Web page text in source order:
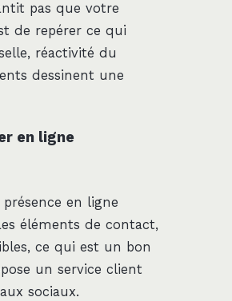
pas que votre
de repérer ce qui
réactivité du
dessinent une
en ligne
en ligne
éléments de contact,
ce qui est un bon
un service client
sociaux.